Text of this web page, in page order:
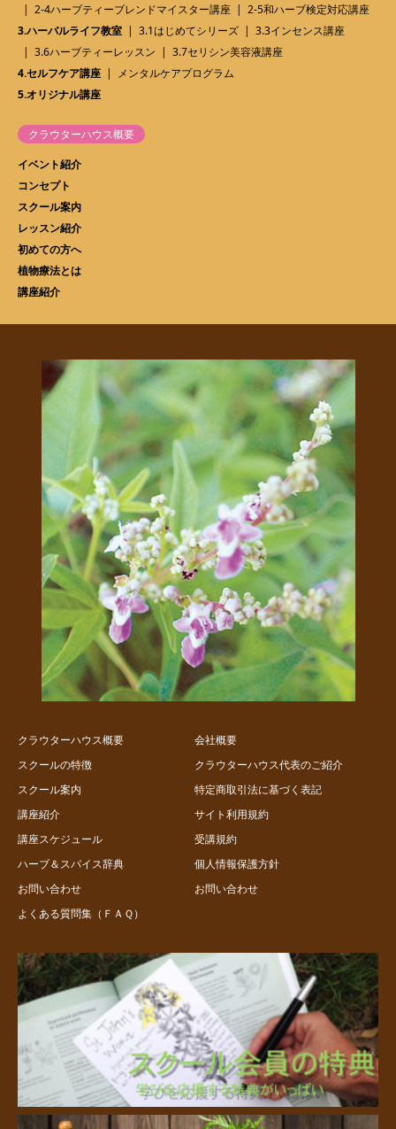
2-4ハーブティーブレンドマイスター講座
2-5和ハーブ検定対応講座
3.ハーバルライフ教室
3.1はじめてシリーズ
3.3インセンス講座
3.6ハーブティーレッスン
3.7セリシン美容液講座
4.セルフケア講座
メンタルケアプログラム
5.オリジナル講座
クラウターハウス概要
イベント紹介
コンセプト
スクール案内
レッスン紹介
初めての方へ
植物療法とは
講座紹介
クラウターハウス概要
スクールの特徴
スクール案内
講座紹介
講座スケジュール
ハーブ＆スパイス辞典
お問い合わせ
よくある質問集（ＦＡＱ）
会社概要
クラウターハウス代表のご紹介
特定商取引法に基づく表記
サイト利用規約
受講規約
個人情報保護方針
お問い合わせ